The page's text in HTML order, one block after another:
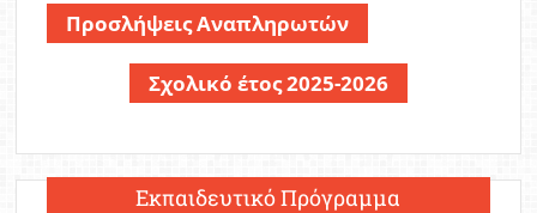
Προσλήψεις Αναπληρωτών
Σχολικό έτος 2025-2026
Εκπαιδευτικό Πρόγραμμα